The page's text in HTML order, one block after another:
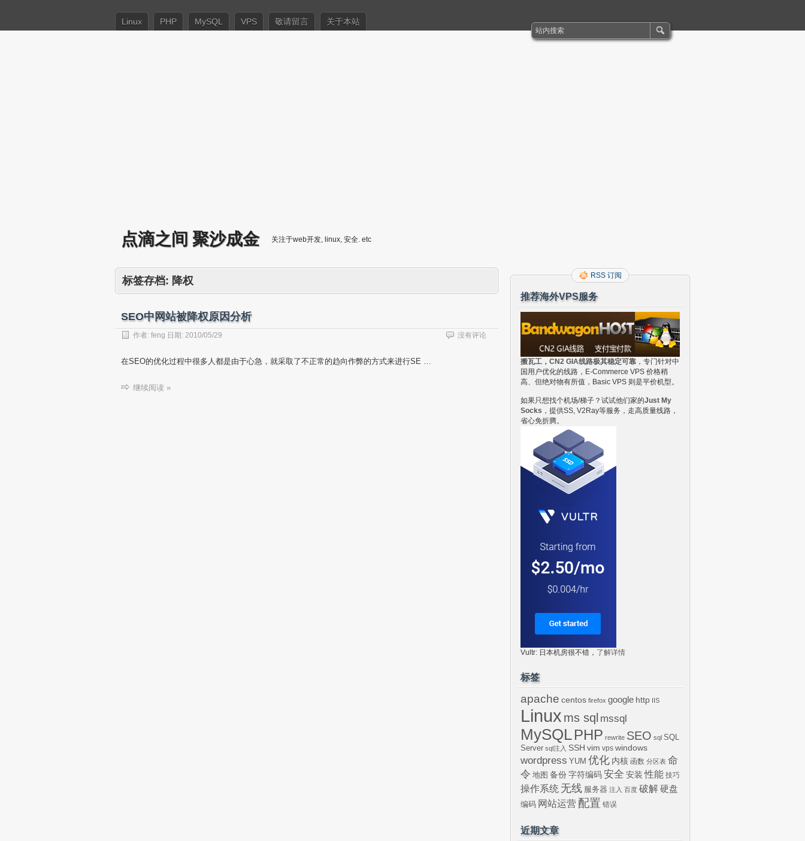
Linux PHP MySQL VPS 敬请留言 关于本站
点滴之间 聚沙成金 关注于web开发, linux, 安全. etc
标签存档: 降权
SEO中网站被降权原因分析
作者: feng 日期: 2010/05/29 没有评论
在SEO的优化过程中很多人都是由于心急，就采取了不正常的趋向作弊的方式来进行SE …
继续阅读 »
RSS 订阅
推荐海外VPS服务
搬瓦工，CN2 GIA线路极其稳定可靠 ，专门针对中
国用户优化的线路，E-Commerce VPS 价格稍
高、但绝对物有所值，Basic VPS 则是平价机型。
如果只想找个机场/梯子？试试他们家的Just My
Socks ，提供SS, V2Ray等服务，走高质量线路，
省心免折腾。
Vultr: 日本机房很不错， 了解详情
标签
apache centos firefox google http IIS
Linux ms sql mssql
MySQLPHP rewrite SEO sql SQL
Server sql注入 SSH vim vps windows
wordpress YUM 优化 内核 函数 分区表 命
令 地图 备份 字符编码 安全 安装 性能 技巧
操作系统 无线 服务器 注入 百度 破解硬盘
编码 网站运营 配置 错误
近期文章